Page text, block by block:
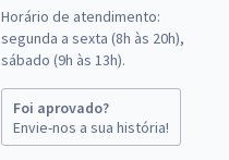
Horário de atendimento:
segunda a sexta (8h às 20h),
sábado (9h às 13h).
Foi aprovado?
Envie-nos a sua história!